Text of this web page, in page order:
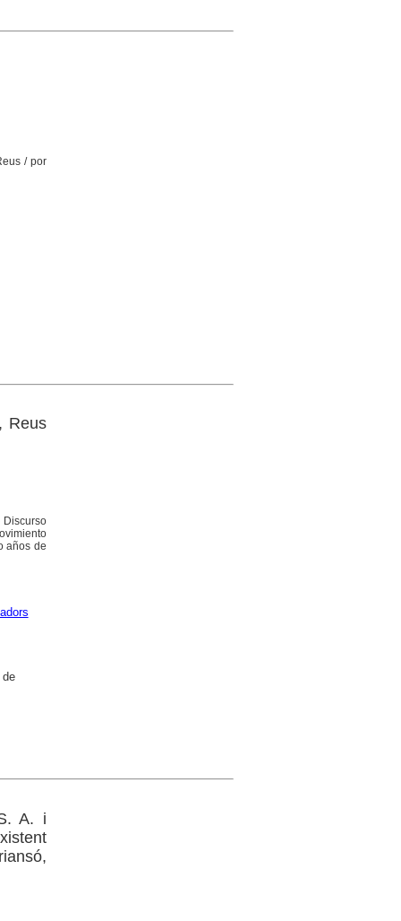
/ por
Reus
años de
A. i